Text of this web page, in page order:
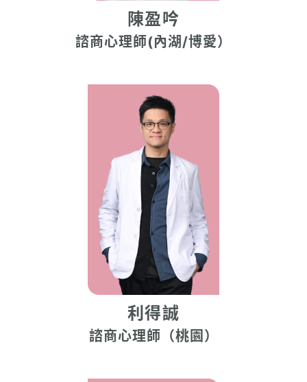
陳盈吟
諮商心理師(內湖/博愛）
利得誠
諮商心理師（桃園）